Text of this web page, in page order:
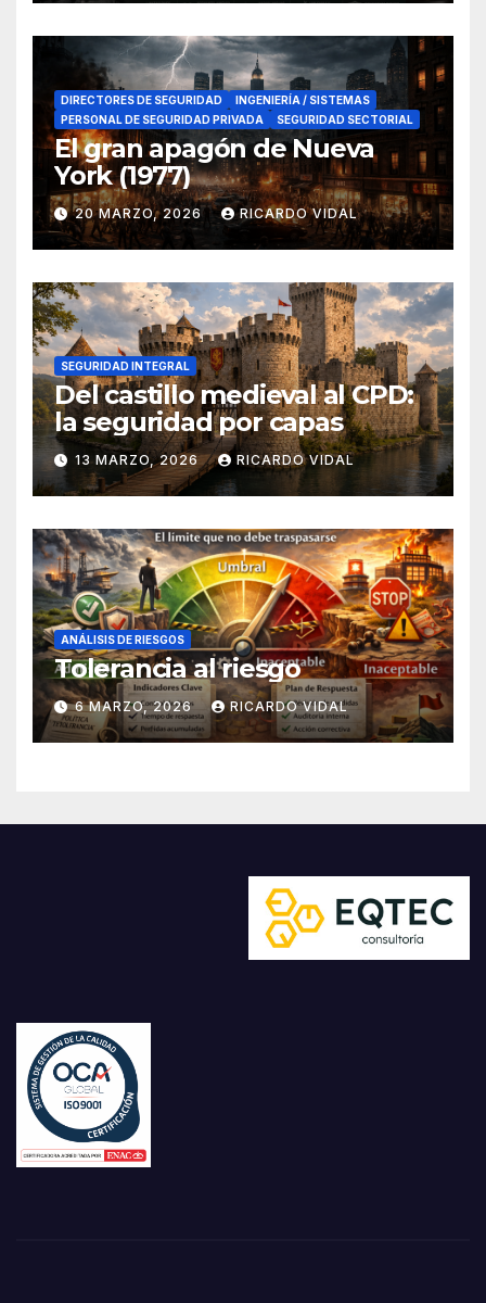
DIRECTORES DE SEGURIDAD
INGENIERÍA / SISTEMAS
PERSONAL DE SEGURIDAD PRIVADA
SEGURIDAD SECTORIAL
El gran apagón de Nueva
York (1977)
20 MARZO, 2026 RICARDO VIDAL
SEGURIDAD INTEGRAL
Del castillo medieval al CPD:
la seguridad por capas
13 MARZO, 2026 RICARDO VIDAL
ANÁLISIS DE RIESGOS
Tolerancia al riesgo
6 MARZO, 2026 RICARDO VIDAL